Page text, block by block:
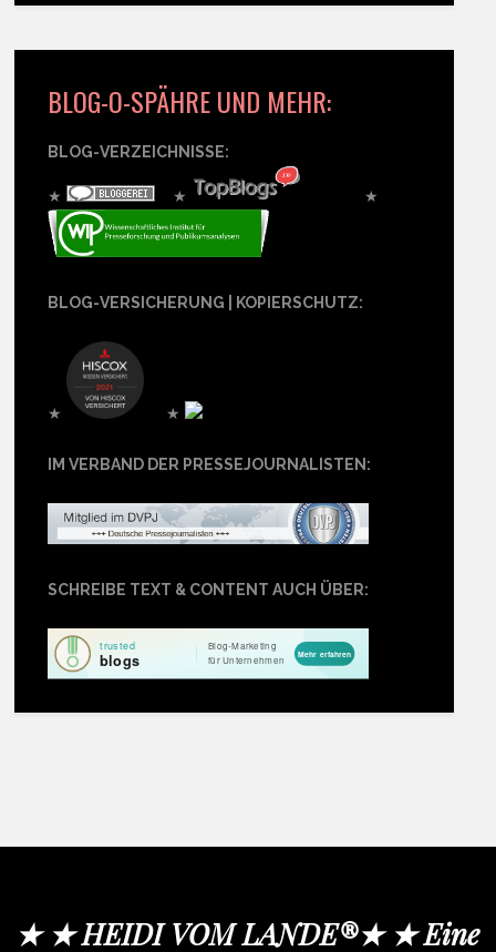
BLOG-O-SPÄHRE UND MEHR:
BLOG-VERZEICHNISSE:
★ ★ ★
BLOG-VERSICHERUNG | KOPIERSCHUTZ:
★ ★
IM VERBAND DER PRESSEJOURNALISTEN:
SCHREIBE TEXT & CONTENT AUCH ÜBER:
★ ★ HEIDI VOM LANDE®★ ★ Eine